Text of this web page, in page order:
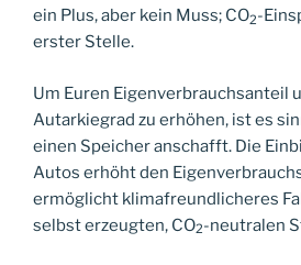
ein Plus, aber kein Muss; CO2-
erster Stelle.
Um Euren Eigenverbrauchsanteil
Autarkiegrad zu erhöhen, ist es
einen Speicher anschafft. Die
Autos erhöht den
ermöglicht klimafreundlicheres
selbst erzeugten, CO2-neutralen